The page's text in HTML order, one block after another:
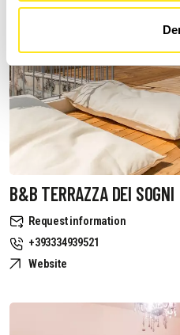
B&B TERRAZZA DEI SOGNI
Request information
+393334939521
Website